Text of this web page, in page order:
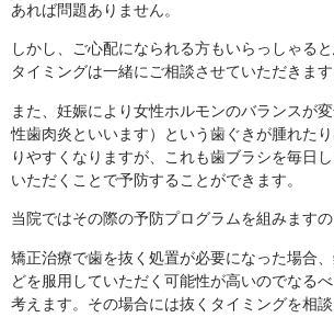
あれば問題ありません。
しかし、ご心配になられる方もいらっしゃる
タイミングは一緒にご相談させていただきます
また、妊娠により女性ホルモンのバランスが
性歯肉炎といいます）という歯ぐきが腫れた
りやすくなりますが、これも歯ブラシを毎日
いただくことで予防することができます。
当院ではその際の予防プログラムを組みますの
矯正治療で歯を抜く処置が必要になった場合
どを服用していただく可能性が高いのでなる
考えます。その場合には抜くタイミングを相談